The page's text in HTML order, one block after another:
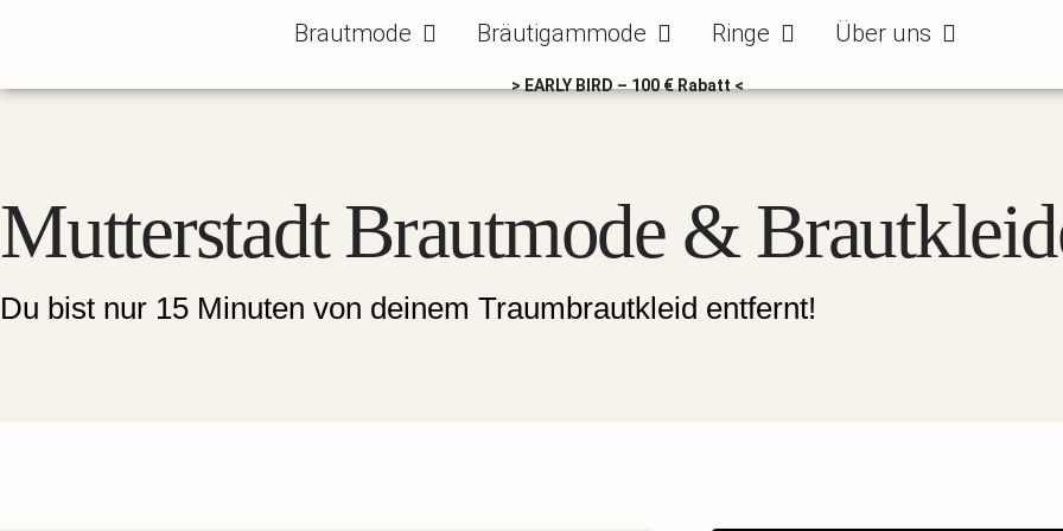
Brautmode Öffne Brautmode
Bräutigammode Öffne Bräutigammode
Ringe Öffne RingeÜber uns Öffne Über uns
> EARLY BIRD – 100 € Rabatt <
Mutterstadt Brautmode &
Du bist nur 15 Minuten von deinem Traumbrautkleid entfernt!